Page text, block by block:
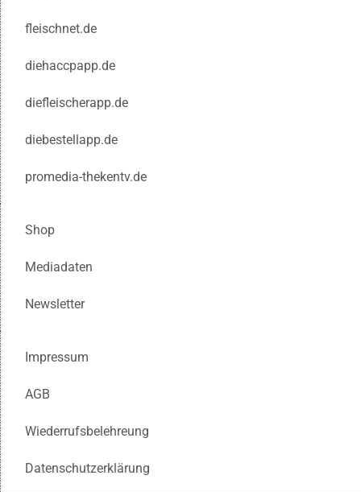
fleischnet.de
diehaccpapp.de
diefleischerapp.de
diebestellapp.de
promedia-thekentv.de
Shop
Mediadaten
Newsletter
Impressum
AGB
Wiederrufsbelehreung
Datenschutzerklärung